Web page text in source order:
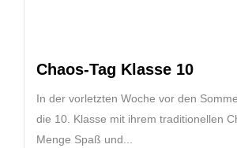
Chaos-Tag Klasse 10
In der vorletzten Woche vor den
die 10. Klasse mit ihrem traditionellen
Menge Spaß und...